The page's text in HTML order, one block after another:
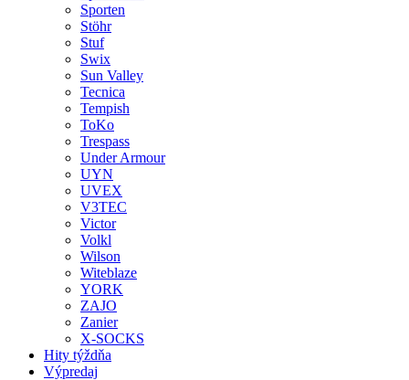
Sporten
Stöhr
Stuf
Swix
Sun Valley
Tecnica
Tempish
ToKo
Trespass
Under Armour
UYN
UVEX
V3TEC
Victor
Volkl
Wilson
Witeblaze
YORK
ZAJO
Zanier
X-SOCKS
Hity týždňa
Výpredaj